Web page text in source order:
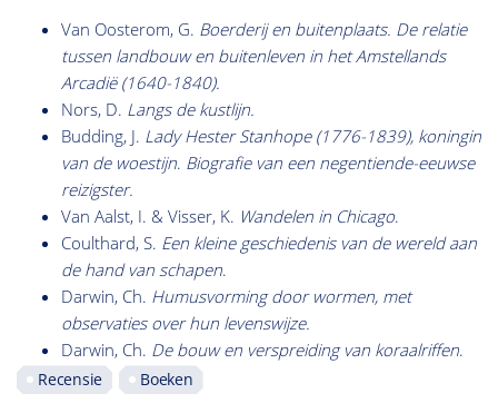
Van Oosterom, G. Boerderij en buitenplaats. De relatie
tussen landbouw en buitenleven in het Amstellands
Arcadië (1640-1840).
Nors, D. Langs de kustlijn.
Budding, J. Lady Hester Stanhope (1776-1839), koningin
van de woestijn. Biografie van een negentiende-eeuwse
reizigster.
Van Aalst, I. & Visser, K. Wandelen in Chicago.
Coulthard, S. Een kleine geschiedenis van de wereld aan
de hand van schapen.
Darwin, Ch. Humusvorming door wormen, met
observaties over hun levenswijze.
Darwin, Ch. De bouw en verspreiding van koraalriffen.
Recensie Boeken